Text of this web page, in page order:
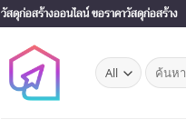
วัสดุก่อสร้างออนไลน์ ขอราคาวัสดุก่อสร้าง
Search
for: